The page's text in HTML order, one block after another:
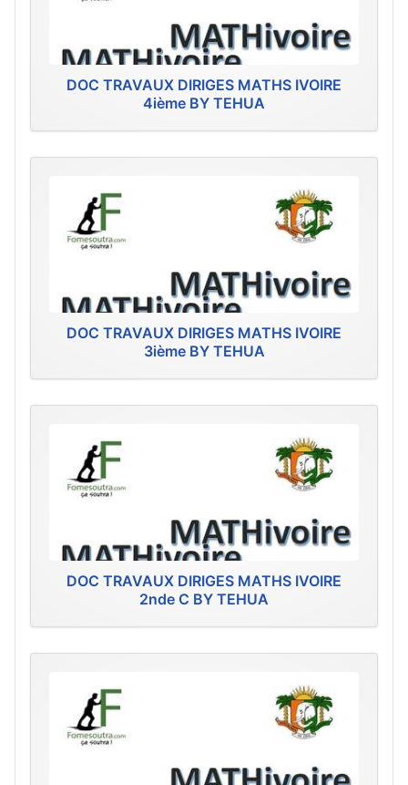
DOC TRAVAUX DIRIGES MATHS IVOIRE
4ième BY TEHUA
DOC TRAVAUX DIRIGES MATHS IVOIRE
3ième BY TEHUA
DOC TRAVAUX DIRIGES MATHS IVOIRE
2nde C BY TEHUA